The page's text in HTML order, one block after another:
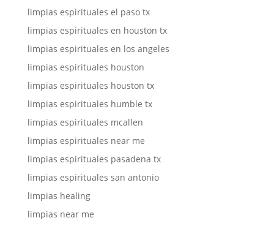
limpias espirituales el paso tx
limpias espirituales en houston tx
limpias espirituales en los angeles
limpias espirituales houston
limpias espirituales houston tx
limpias espirituales humble tx
limpias espirituales mcallen
limpias espirituales near me
limpias espirituales pasadena tx
limpias espirituales san antonio
limpias healing
limpias near me